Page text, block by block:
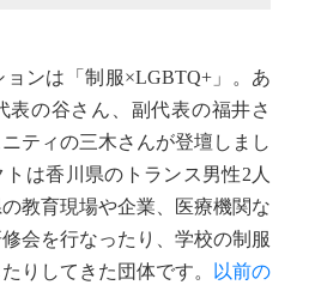
ンは「制服×LGBTQ+」。あ
表の谷さん、副代表の福井さ
ティの三木さんが登壇しまし
は香川県のトランス男性2人
教育現場や企業、医療機関な
会を行なったり、学校の制服
りしてきた団体です。
以前の